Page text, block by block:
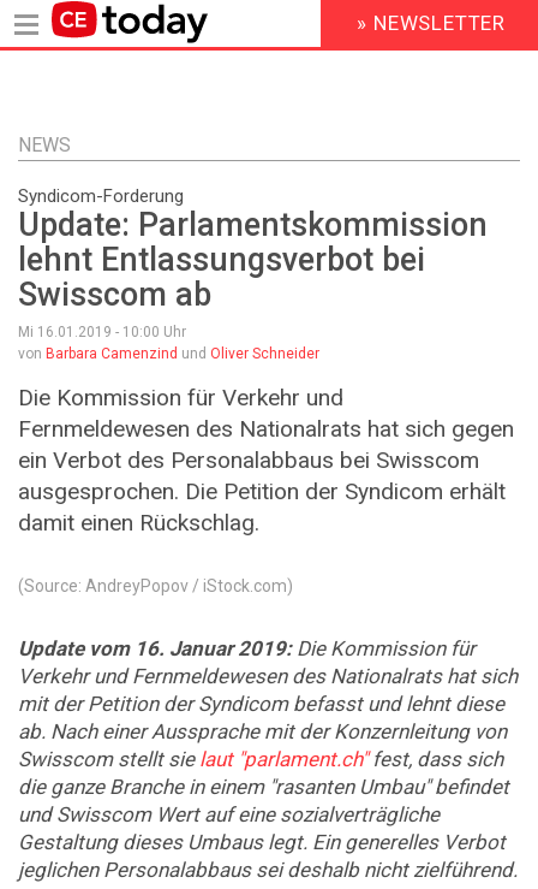
Inhalt
HEADER
MENU
» NEWSLETTER
NEWS
Syndicom-Forderung
Update: Parlamentskommission
lehnt Entlassungsverbot bei
Swisscom ab
Mi 16.01.2019 - 10:00 Uhr
von Barbara Camenzind und Oliver Schneider
Die Kommission für Verkehr und
Fernmeldewesen des Nationalrats hat sich gegen
ein Verbot des Personalabbaus bei Swisscom
ausgesprochen. Die Petition der Syndicom erhält
damit einen Rückschlag.
(Source: AndreyPopov / iStock.com)
Update vom 16. Januar 2019:Die Kommission für
Verkehr und Fernmeldewesen des Nationalrats hat sich
mit der Petition der Syndicom befasst und lehnt diese
ab. Nach einer Aussprache mit der Konzernleitung von
Swisscom stellt sie laut "parlament.ch"fest, dass sich
die ganze Branche in einem "rasanten Umbau" befindet
und Swisscom Wert auf eine sozialverträgliche
Gestaltung dieses Umbaus legt. Ein generelles Verbot
jeglichen Personalabbaus sei deshalb nicht zielführend.